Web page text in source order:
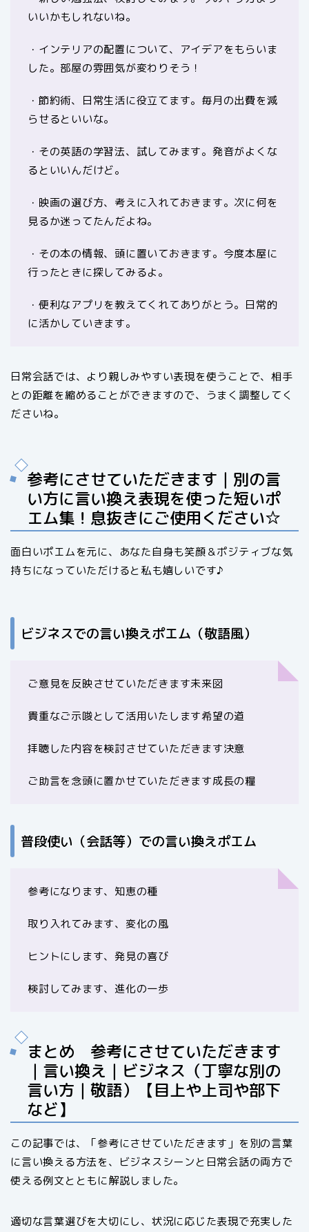
いいかもしれないね。
・インテリアの配置について、アイデアをもらいま
した。部屋の雰囲気が変わりそう！
・節約術、日常生活に役立てます。毎月の出費を減
らせるといいな。
・その英語の学習法、試してみます。発音がよくな
るといいんだけど。
・映画の選び方、考えに入れておきます。次に何を
見るか迷ってたんだよね。
・その本の情報、頭に置いておきます。今度本屋に
行ったときに探してみるよ。
・便利なアプリを教えてくれてありがとう。日常的
に活かしていきます。
日常会話では、より親しみやすい表現を使うことで、相手
との距離を縮めることができますので、うまく調整してく
ださいね。
参考にさせていただきます｜別の言
い方に言い換え表現を使った短いポ
エム集！息抜きにご使用ください☆
面白いポエムを元に、あなた自身も笑顔＆ポジティブな気
持ちになっていただけると私も嬉しいです♪
ビジネスでの言い換えポエム（敬語風）
ご意見を反映させていただきます未来図
貴重なご示唆として活用いたします希望の道
拝聴した内容を検討させていただきます決意
ご助言を念頭に置かせていただきます成長の糧
普段使い（会話等）での言い換えポエム
参考になります、知恵の種
取り入れてみます、変化の風
ヒントにします、発見の喜び
検討してみます、進化の一歩
まとめ 参考にさせていただきます
｜言い換え｜ビジネス（丁寧な別の
言い方｜敬語）【目上や上司や部下
など】
この記事では、「参考にさせていただきます」を別の言葉
に言い換える方法を、ビジネスシーンと日常会話の両方で
使える例文とともに解説しました。
適切な言葉選びを大切にし、状況に応じた表現で充実した